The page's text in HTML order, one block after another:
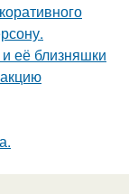
её близняшки